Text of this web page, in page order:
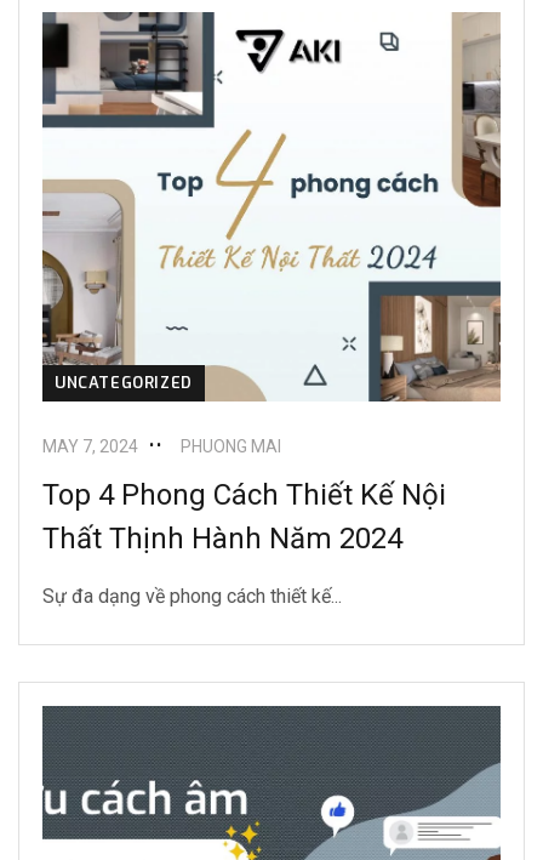
UNCATEGORIZED
MAY 7, 2024 PHUONG MAI
Top 4 Phong Cách Thiết Kế Nội
Thất Thịnh Hành Năm 2024
Sự đa dạng về phong cách thiết kế...